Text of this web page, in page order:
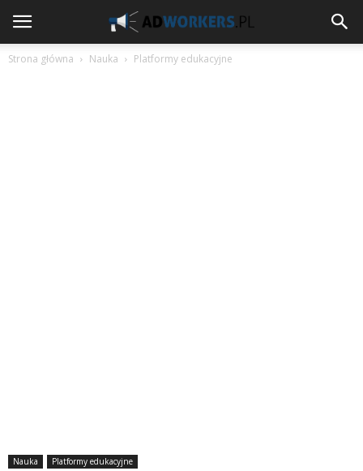
Strona główna Nauka Platformy edukacyjne
Nauka Platformy edukacyjne